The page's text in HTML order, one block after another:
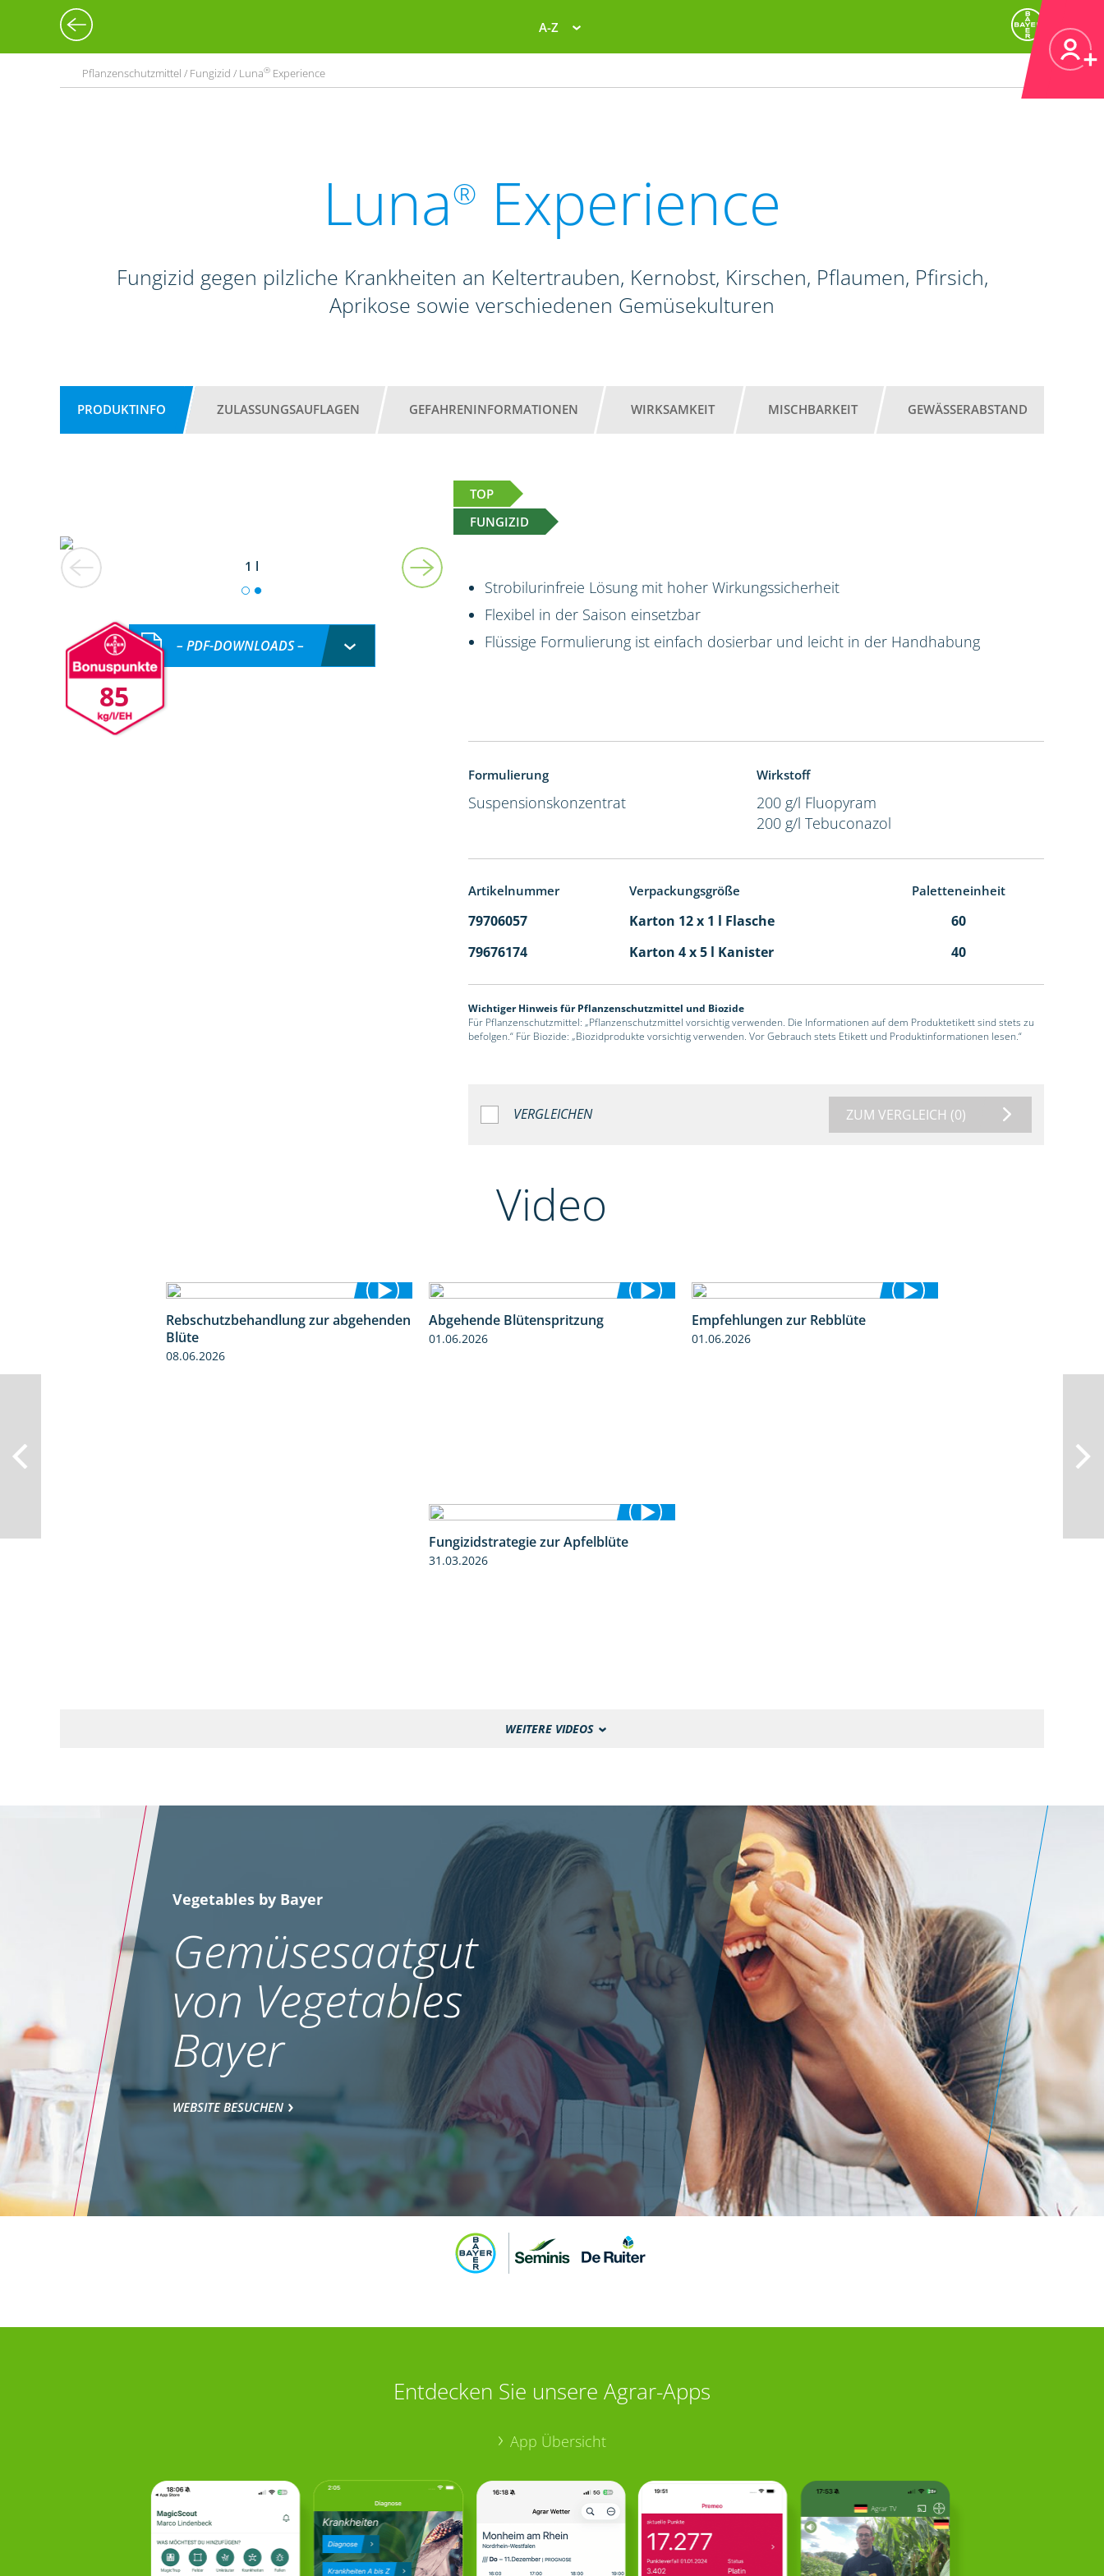
A-Z
Pflanzenschutzmittel / Fungizid / Luna® Experience
Luna® Experience
Fungizid gegen pilzliche Krankheiten an Keltertrauben, Kernobst, Kirschen, Pflaumen, Pfirsich,
Aprikose sowie verschiedenen Gemüsekulturen
PRODUKTINFO ZULASSUNGSAUFLAGEN GEFAHRENINFORMATIONEN WIRKSAMKEIT MISCHBARKEIT GEWÄSSERABSTAND
TOP
FUNGIZID
1 l
85
– PDF-DOWNLOADS –
Strobilurinfreie Lösung mit hoher Wirkungssicherheit
Flexibel in der Saison einsetzbar
Flüssige Formulierung ist einfach dosierbar und leicht in der Handhabung
Formulierung
Suspensionskonzentrat
Wirkstoff
200 g/l Fluopyram
200 g/l Tebuconazol
Artikelnummer Verpackungsgröße Paletteneinheit
79706057 Karton 12 x 1 l Flasche
60
79676174
Karton 4 x 5 l Kanister 40
Wichtiger Hinweis für Pflanzenschutzmittel und Biozide
Für Pflanzenschutzmittel: „Pflanzenschutzmittel vorsichtig verwenden. Die Informationen auf dem Produktetikett sind stets zu
befolgen.“ Für Biozide: „Biozidprodukte vorsichtig verwenden. Vor Gebrauch stets Etikett und Produktinformationen lesen.“
VERGLEICHEN ZUM VERGLEICH (0)
Video
3:06
Rebschutzbehandlung zur abgehenden
Blüte
08.06.2026
Abgehende Blütenspritzung
01.06.2026
Empfehlungen zur Rebblüte
01.06.2026
Fungizidstrategie zur Apfelblüte
31.03.2026
WEITERE VIDEOS
Vegetables by Bayer
Gemüsesaatgut
von Vegetables
Bayer
WEBSITE BESUCHEN
Entdecken Sie unsere Agrar-Apps
App Übersicht